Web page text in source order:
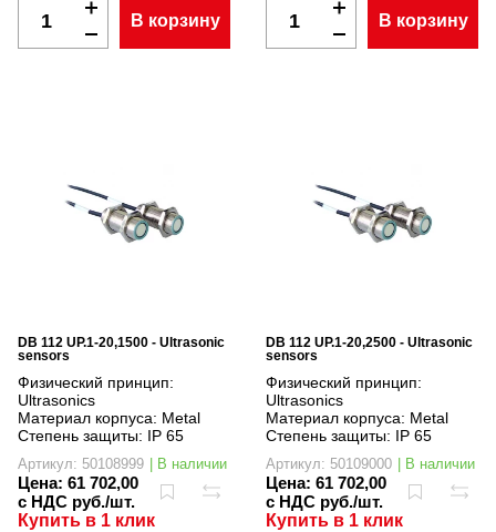
В корзину В корзину
DB 112 UP.1-20,1500 - Ultrasonic
sensors
Физический принцип:
Ultrasonics
Материал корпуса: Metal
Степень защиты: IP 65
Артикул: 50108999 | В наличии
Цена: 61 702,00
с НДС руб./шт.
Купить в 1 клик
DB 112 UP.1-20,2500 - Ultrasonic
sensors
Физический принцип:
Ultrasonics
Материал корпуса: Metal
Степень защиты: IP 65
Артикул: 50109000 | В наличии
Цена: 61 702,00
с НДС руб./шт.
Купить в 1 клик